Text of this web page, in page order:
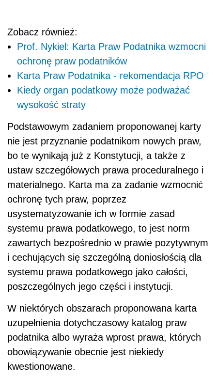
Zobacz również:
Prof. Nykiel: Karta Praw Podatnika wzmocni
ochronę praw podatników
Karta Praw Podatnika - rekomendacja RPO
Kiedy organ podatkowy może podważać
wysokość straty
Podstawowym zadaniem proponowanej karty
nie jest przyznanie podatnikom nowych praw,
bo te wynikają już z Konstytucji, a także z
ustaw szczegółowych prawa proceduralnego i
materialnego. Karta ma za zadanie wzmocnić
ochronę tych praw, poprzez
usystematyzowanie ich w formie zasad
systemu prawa podatkowego, to jest norm
zawartych bezpośrednio w prawie pozytywnym
i cechujących się szczególną doniosłością dla
systemu prawa podatkowego jako całości,
poszczególnych jego części i instytucji.
W niektórych obszarach proponowana karta
uzupełnienia dotychczasowy katalog praw
podatnika albo wyraża wprost prawa, których
obowiązywanie obecnie jest niekiedy
kwestionowane.